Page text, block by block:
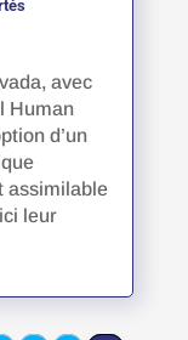
avec
Human
d’un
assimilable
leur